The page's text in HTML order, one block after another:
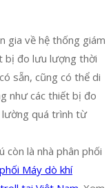
gia về hệ thống giám
bị đo lưu lượng thời
sẵn, cũng có thể di
như các thiết bị đo
lường quá trình từ
còn là nhà phân phối
Máy dò khí